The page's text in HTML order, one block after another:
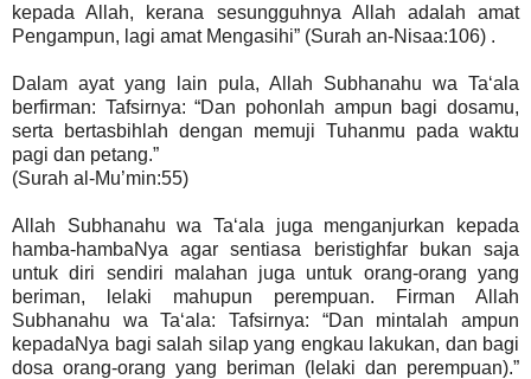
kepada Allah, kerana sesungguhnya Allah adalah amat
Pengampun, lagi amat Mengasihi” (Surah an-Nisaa:106) .
Dalam ayat yang lain pula, Allah Subhanahu wa Ta‘ala
berfirman: Tafsirnya: “Dan pohonlah ampun bagi dosamu,
serta bertasbihlah dengan memuji Tuhanmu pada waktu
pagi dan petang.”
(Surah al-Mu’min:55)
Allah Subhanahu wa Ta‘ala juga menganjurkan kepada
hamba-hambaNya agar sentiasa beristighfar bukan saja
untuk diri sendiri malahan juga untuk orang-orang yang
beriman, lelaki mahupun perempuan. Firman Allah
Subhanahu wa Ta‘ala: Tafsirnya: “Dan mintalah ampun
kepadaNya bagi salah silap yang engkau lakukan, dan bagi
dosa orang-orang yang beriman (lelaki dan perempuan).”